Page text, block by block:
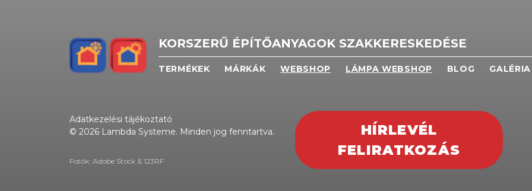
KORSZERŰ ÉPÍTŐANYAGOK SZAKKERESKEDÉSE
TERMÉKEK MÁRKÁK WEBSHOP LÁMPA WEBSHOP BLOG GALÉRIA
Adatkezelési tájékoztató
© 2026 Lambda Systeme. Minden jog fenntartva.
Fotók: Adobe Stock & 123RF
HÍRLEVÉL
FELIRATKOZÁS